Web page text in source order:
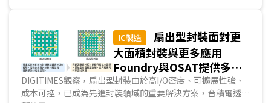
IC製造
扇出型封裝面對更
大面積封裝與更多應用
Foundry與OSAT提供多元
解決方案因應
DIGITIMES觀察，扇出型封裝由於高I/O密度、可擴展性強、
成本可控，已成為先進封裝領域的重要解決方案，台積電透過